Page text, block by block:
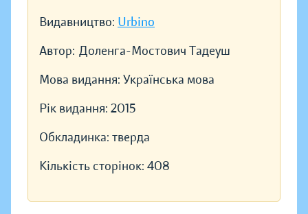
Видавництво: Urbino
Автор: Доленга-Мостович Тадеуш
Мова видання: Українська мова
Рік видання: 2015
Обкладинка: тверда
Кількість сторінок: 408